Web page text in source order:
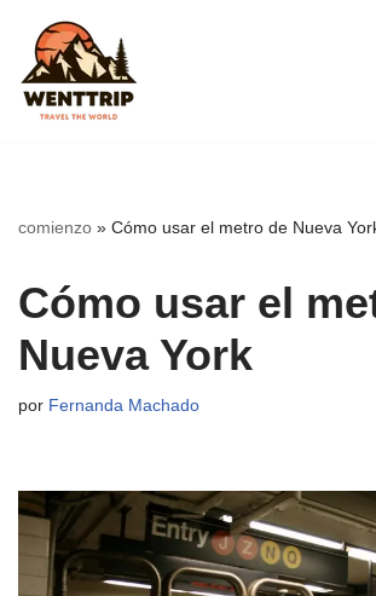
Saltar
al
contenido
comienzo » Cómo usar el metro de Nueva
Cómo usar el
Nueva York
por Fernanda Machado